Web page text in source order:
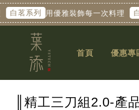
茗系列 用優雅裝飾每一次料理 白茗
首頁 優惠專
║精工三刀組2.0-產